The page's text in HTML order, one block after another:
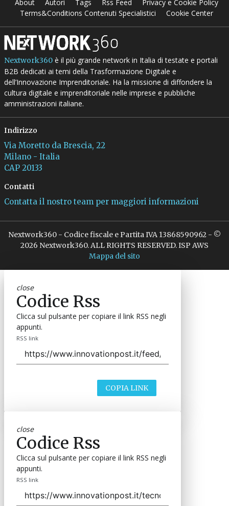
About Autori Tags Rss Feed
Privacy e Cookie Policy
Terms&Conditions Contenuti Specialistici
Cookie Center
Nextwork360è il più grande network in Italia di testate e portali
B2B dedicati ai temi della Trasformazione Digitale e
dell’Innovazione Imprenditoriale. Ha la missione di diffondere la
cultura digitale e imprenditoriale nelle imprese e pubbliche
amministrazioni italiane.
Indirizzo
Via Moretto da Brescia, 22
Milano - Italia
CAP 20133
Contatti
Contatta il nostro team per maggiori informazioni
Nextwork360 - Codice fiscale e Partita IVA 13868590962 - ©
2026 Nextwork360. ALL RIGHTS RESERVED. ISP AWS
Mappa del sito
close
Codice Rss
Clicca sul pulsante per copiare il link RSS negli
appunti.
RSS link
COPIA LINK
close
Codice Rss
Clicca sul pulsante per copiare il link RSS negli
appunti.
RSS link